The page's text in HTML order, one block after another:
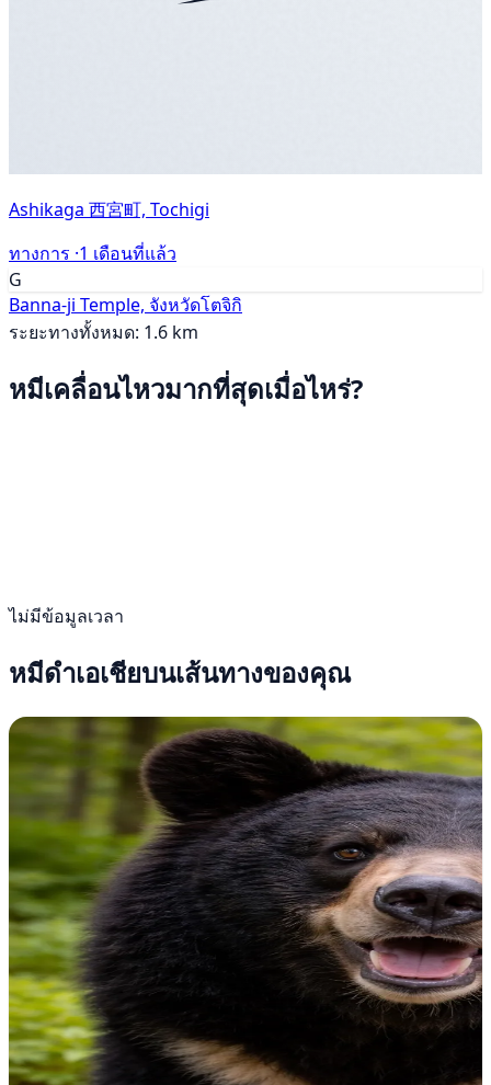
Ashikaga 西宮町, Tochigi
ทางการ ·1 เดือนที่แล้ว
G
Banna-ji Temple, จังหวัดโตจิกิ
ระยะทางทั้งหมด: 1.6 km
หมีเคลื่อนไหวมากที่สุดเมื่อไหร่?
ไม่มีข้อมูลเวลา
หมีดำเอเชียบนเส้นทางของคุณ